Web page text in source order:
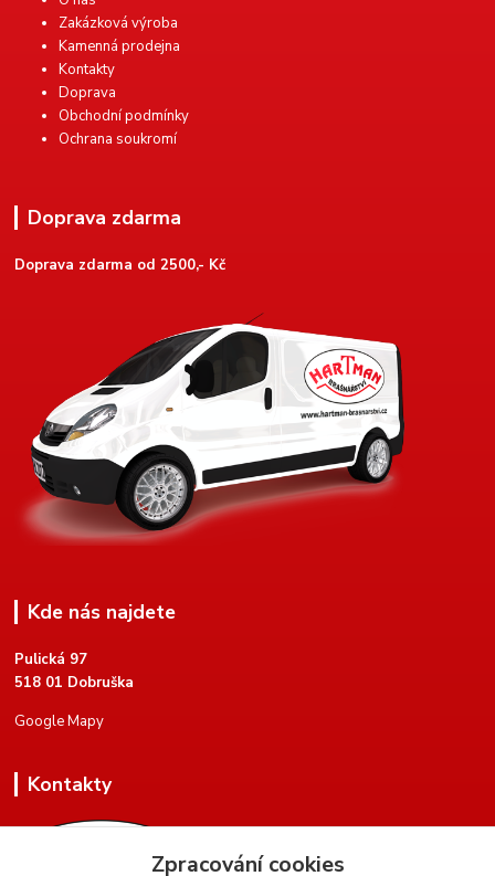
Zakázková výroba
Kamenná prodejna
Kontakty
Doprava
Obchodní podmínky
Ochrana soukromí
Doprava zdarma
Doprava zdarma od 2500,- Kč
Kde nás najdete
Pulická 97
518 01 Dobruška
Google Mapy
Kontakty
Zpracování cookies